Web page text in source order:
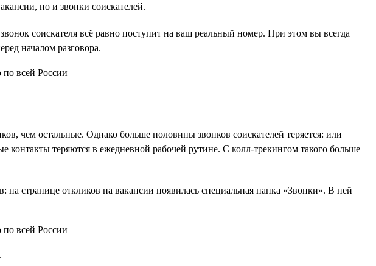
но и звонки соискателей.
соискателя всё равно поступит на ваш реальный номер. При этом вы всегда
началом разговора.
чем остальные. Однако больше половины звонков соискателей теряется: или
контакты теряются в ежедневной рабочей рутине. С колл-трекингом такого больше
странице откликов на вакансии появилась специальная папка «Звонки». В ней